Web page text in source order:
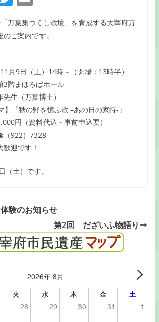
w
itt
er
m
ai
l
万葉集つくし歌壇」を育成する大宰府万
ご案内です。
月9日（土）14時～（開場：13時半）
3階まほろばホール
生（万葉博士）
】『秋の野を憶ふ歌 –あの日の家持-』
円（資料代込・事前申込要）
（922）7328
迎です！
（土）です。
験のお知らせ
第2回 だざいふ物語り
2026年 8月
火 水 木 金 土
28 29 30 31 1